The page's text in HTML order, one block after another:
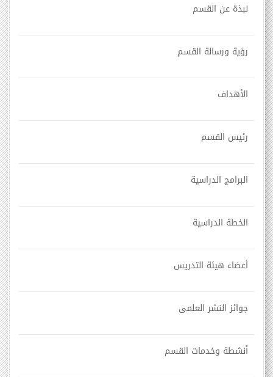
نبذة عن القسم
رؤية ورسالة القسم
الأهداف
رئيس القسم
البرامج الدراسية
الخطة الدراسية
أعضاء هيئة التدريس
جوائز النشر العلمى
أنشطة وخدمات القسم